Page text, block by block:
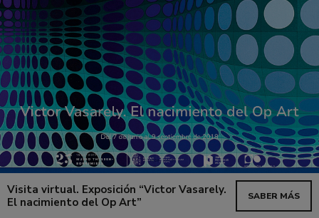
Visita virtual. Exposición “Victor Vasarely.
El nacimiento del Op Art”
SABER MÁS